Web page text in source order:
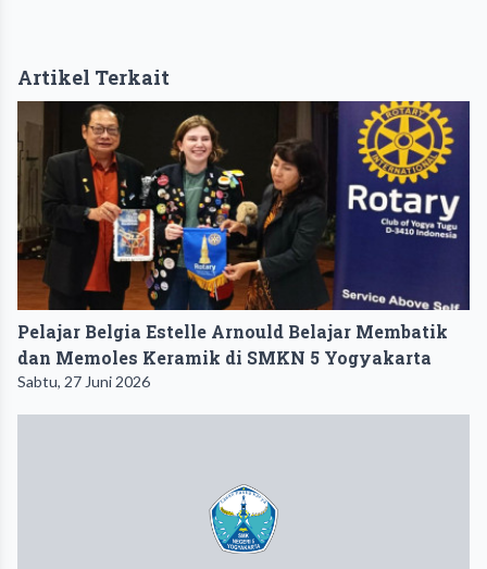
Artikel Terkait
Pelajar Belgia Estelle Arnould Belajar Membatik
dan Memoles Keramik di SMKN 5 Yogyakarta
Sabtu, 27 Juni 2026